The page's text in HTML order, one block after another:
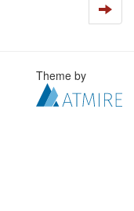
Theme by